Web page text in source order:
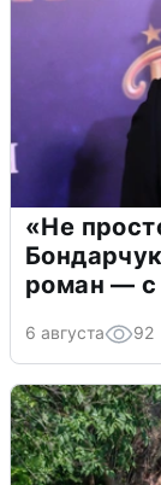
«Не
роман —
6 августа 92